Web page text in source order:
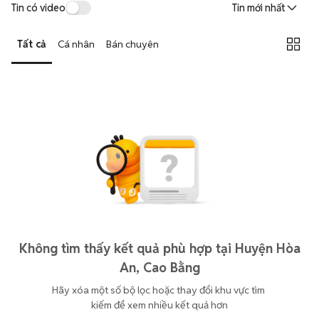
Tin có video Tin mới nhất
Tất cả Cá nhân Bán chuyên
Không tìm thấy kết quả phù hợp tại Huyện Hòa
An, Cao Bằng
Hãy xóa một số bộ lọc hoặc thay đổi khu vực tìm
kiếm để xem nhiều kết quả hơn